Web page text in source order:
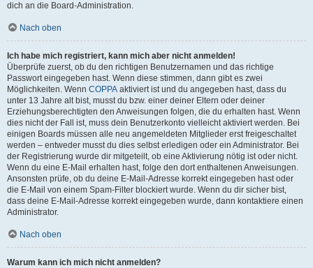
dich an die Board-Administration.
Nach oben
Ich habe mich registriert, kann mich aber nicht anmelden!
Überprüfe zuerst, ob du den richtigen Benutzernamen und das richtige
Passwort eingegeben hast. Wenn diese stimmen, dann gibt es zwei
Möglichkeiten. Wenn COPPA aktiviert ist und du angegeben hast, dass du
unter 13 Jahre alt bist, musst du bzw. einer deiner Eltern oder deiner
Erziehungsberechtigten den Anweisungen folgen, die du erhalten hast. Wenn
dies nicht der Fall ist, muss dein Benutzerkonto vielleicht aktiviert werden. Bei
einigen Boards müssen alle neu angemeldeten Mitglieder erst freigeschaltet
werden – entweder musst du dies selbst erledigen oder ein Administrator. Bei
der Registrierung wurde dir mitgeteilt, ob eine Aktivierung nötig ist oder nicht.
Wenn du eine E-Mail erhalten hast, folge den dort enthaltenen Anweisungen.
Ansonsten prüfe, ob du deine E-Mail-Adresse korrekt eingegeben hast oder
die E-Mail von einem Spam-Filter blockiert wurde. Wenn du dir sicher bist,
dass deine E-Mail-Adresse korrekt eingegeben wurde, dann kontaktiere einen
Administrator.
Nach oben
Warum kann ich mich nicht anmelden?